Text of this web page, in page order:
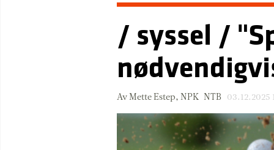
/ syssel /
Av Mette Estep, NPK-NTB 03.12.2025